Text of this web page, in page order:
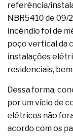
referência/
NBR5410 de 09/
incêndio foi de
poço vertical da
instalações
residenciais,
Dessa forma,
por um vício de
elétricos não
acordo com os